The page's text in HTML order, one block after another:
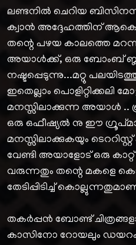
ലണ്ടനിൽ ചെറിയ
ക്വാൻ അദ്ദേഹത്തിന്
തന്റെ പഴയ കാലത്തെ
അയാൾക്ക്, ഒരു ബോംബ്
നഷ്ടപ്പെടുന്നു...മറ്റു
ഇതെല്ലാം പൊളിറ്റിക്കലി
മനസ്സിലാക്കുന്ന അയാൾ ..
ഒരു ഒഫീഷ്യൽ നു ഈ
മനസ്സിലാക്കുകയും
വേണ്ടി അയാളോട്‌ ഒരു കാറ്റ്
വരുന്നതും തന്റെ മകളെ
തേടിപ്പിടിച്ച്
തകർപ്പൻ ബോണ്ട്‌
കാസിനോ റോയലും ഡയറക്ട്‌